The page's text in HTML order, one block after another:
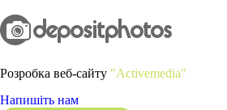
Розробка веб-сайту "Activemedia"
Напишіть нам